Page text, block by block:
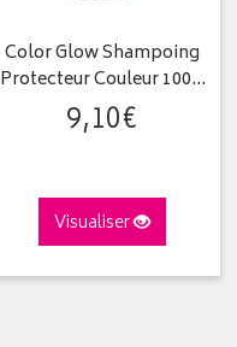
Color Glow Shampoing
Protecteur Couleur 100…
9,10€
Visualiser